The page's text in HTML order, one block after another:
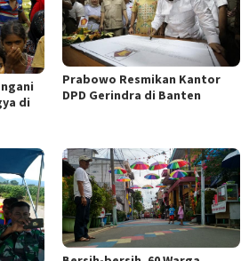
di
Prabowo Resmikan Kantor
DPD Gerindra di Banten